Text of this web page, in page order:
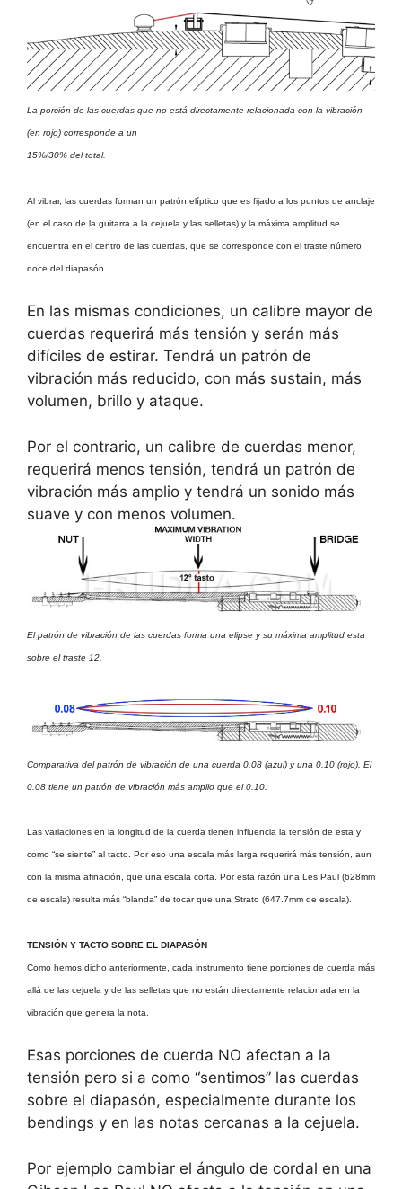
La porción de las cuerdas que no está directamente relacionada con la vibración
(en rojo) corresponde a un
15%/30% del total.
Al vibrar, las cuerdas forman un patrón elíptico que es fijado a los puntos de anclaje
(en el caso de la guitarra a la cejuela y las selletas) y la máxima amplitud se
encuentra en el centro de las cuerdas, que se corresponde con el traste número
doce del diapasón.
En las mismas condiciones, un calibre mayor de
cuerdas requerirá más tensión y serán más
difíciles de estirar. Tendrá un patrón de
vibración más reducido, con más sustain, más
volumen, brillo y ataque.
Por el contrario, un calibre de cuerdas menor,
requerirá menos tensión, tendrá un patrón de
vibración más amplio y tendrá un sonido más
suave y con menos volumen.
El patrón de vibración de las cuerdas forma una elipse y su máxima amplitud esta
sobre el traste 12.
Comparativa del patrón de vibración de una cuerda 0.08 (azul) y una 0.10 (rojo). El
0.08 tiene un patrón de vibración más amplio que el 0.10.
Las variaciones en la longitud de la cuerda tienen influencia la tensión de esta y
como “se siente” al tacto. Por eso una escala más larga requerirá más tensión, aun
con la misma afinación, que una escala corta. Por esta razón una Les Paul (628mm
de escala) resulta más “blanda” de tocar que una Strato (647.7mm de escala).
TENSIÓN Y TACTO SOBRE EL DIAPASÓN
Como hemos dicho anteriormente, cada instrumento tiene porciones de cuerda más
allá de las cejuela y de las selletas que no están directamente relacionada en la
vibración que genera la nota.
Esas porciones de cuerda NO afectan a la
tensión pero si a como “sentimos” las cuerdas
sobre el diapasón, especialmente durante los
bendings y en las notas cercanas a la cejuela.
Por ejemplo cambiar el ángulo de cordal en una